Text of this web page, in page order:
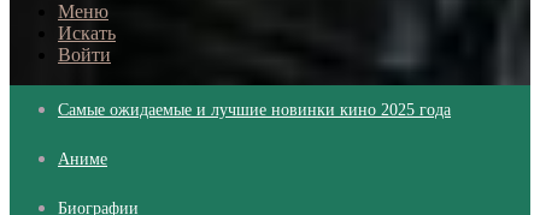
Меню
Искать
Войти
Самые ожидаемые и лучшие новинки кино 2025 года
Аниме
Биографии